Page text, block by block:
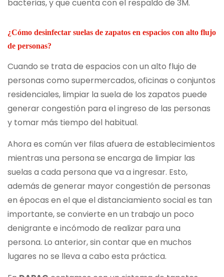
bacterias, y que cuenta con el respaldo de 3M.
¿Cómo desinfectar suelas de zapatos en espacios con alto flujo
de personas?
Cuando se trata de espacios con un alto flujo de
personas como supermercados, oficinas o conjuntos
residenciales, limpiar la suela de los zapatos puede
generar congestión para el ingreso de las personas
y tomar más tiempo del habitual.
Ahora es común ver filas afuera de establecimientos
mientras una persona se encarga de limpiar las
suelas a cada persona que va a ingresar. Esto,
además de generar mayor congestión de personas
en épocas en el que el distanciamiento social es tan
importante, se convierte en un trabajo un poco
denigrante e incómodo de realizar para una
persona. Lo anterior, sin contar que en muchos
lugares no se lleva a cabo esta práctica.